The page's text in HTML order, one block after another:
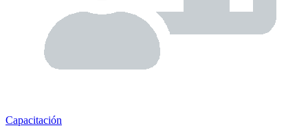
Capacitación